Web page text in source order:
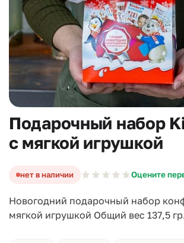
Подарочный набор
c мягкой игрушкой
нет в наличии Оцените
Новогодний подарочный набор
мягкой игрушкой Общий вес 137,5